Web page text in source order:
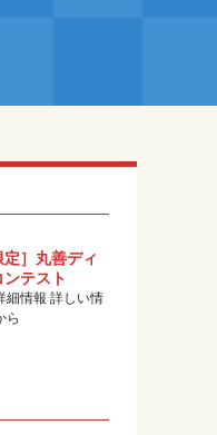
定］丸善ディ
ンテスト
細情報 詳しい情
ら